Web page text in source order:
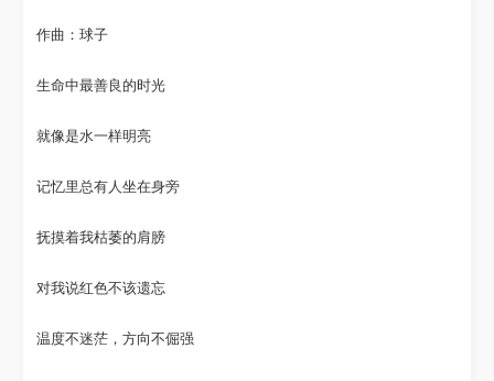
作曲：球子
生命中最善良的时光
就像是水一样明亮
记忆里总有人坐在身旁
抚摸着我枯萎的肩膀
对我说红色不该遗忘
温度不迷茫，方向不倔强